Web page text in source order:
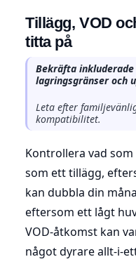
Tillägg, VOD
titta på
Bekräfta inkluderade
lagringsgränser och
Leta efter
kompatibilitet.
Kontrollera vad
som ett tillägg,
kan dubbla din
eftersom ett lågt
VOD-åtkomst kan
något dyrare allt-i-